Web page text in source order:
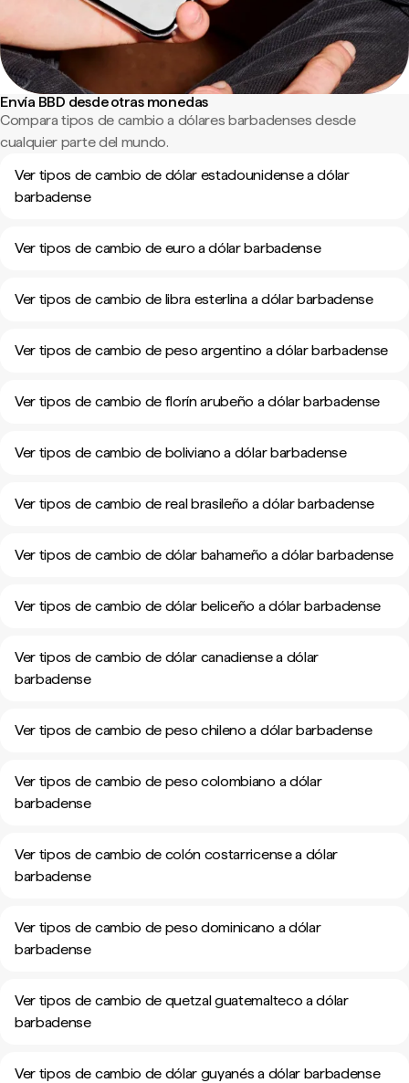
Envía BBD desde otras monedas
Compara tipos de cambio a dólares barbadenses desde
cualquier parte del mundo.
Ver tipos de cambio de dólar estadounidense a dólar
barbadense
Ver tipos de cambio de euro a dólar barbadense
Ver tipos de cambio de libra esterlina a dólar barbadense
Ver tipos de cambio de peso argentino a dólar barbadense
Ver tipos de cambio de florín arubeño a dólar barbadense
Ver tipos de cambio de boliviano a dólar barbadense
Ver tipos de cambio de real brasileño a dólar barbadense
Ver tipos de cambio de dólar bahameño a dólar barbadense
Ver tipos de cambio de dólar beliceño a dólar barbadense
Ver tipos de cambio de dólar canadiense a dólar
barbadense
Ver tipos de cambio de peso chileno a dólar barbadense
Ver tipos de cambio de peso colombiano a dólar
barbadense
Ver tipos de cambio de colón costarricense a dólar
barbadense
Ver tipos de cambio de peso dominicano a dólar
barbadense
Ver tipos de cambio de quetzal guatemalteco a dólar
barbadense
Ver tipos de cambio de dólar guyanés a dólar barbadense